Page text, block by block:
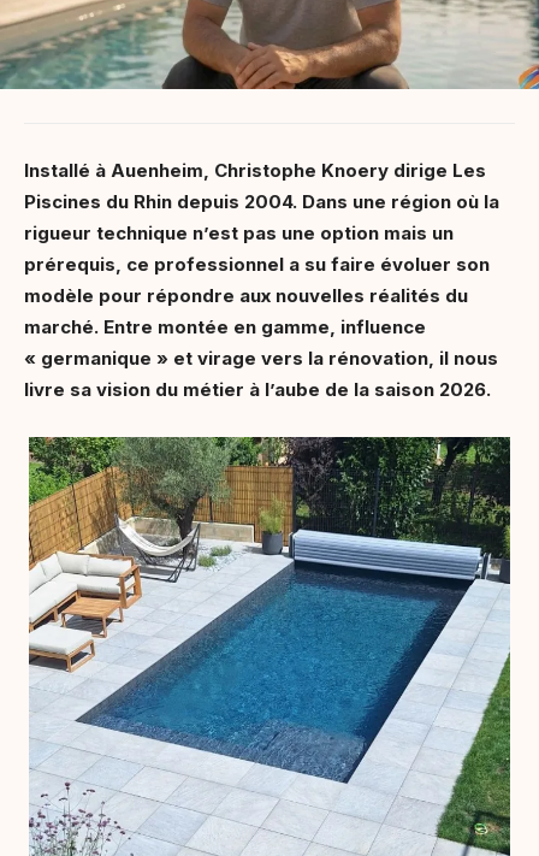
Installé à Auenheim, Christophe Knoery dirige Les
Piscines du Rhin depuis 2004. Dans une région où la
rigueur technique n’est pas une option mais un
prérequis, ce professionnel a su faire évoluer son
modèle pour répondre aux nouvelles réalités du
marché. Entre montée en gamme, influence
« germanique » et virage vers la rénovation, il nous
livre sa vision du métier à l’aube de la saison 2026.